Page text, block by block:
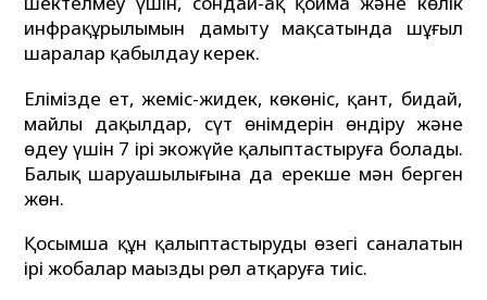
инфрақұрылымын дамыту мақсатында шұғыл
шаралар қабылдау керек.
Елімізде ет, жеміс-жидек, көкөніс, қант, бидай,
майлы дақылдар, сүт өнімдерін өндіру және
өңдеу үшін 7 ірі экожүйе қалыптастыруға болады.
Балық шаруашылығына да ерекше мән берген
жөн.
Қосымша құн қалыптастырудың өзегі саналатын
ірі жобалар маңызды рөл атқаруға тиіс.